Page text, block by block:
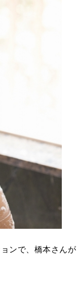
ンで、橋本さんが